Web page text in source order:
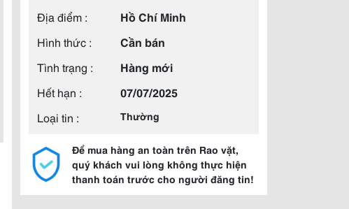
Địa điểm :
Hồ Chí Minh
Hình thức :
Cần bán
Tình trạng :
Hàng mới
Hết hạn :
07/07/2025
Loại tin :
Thường
Để mua hàng an toàn trên Rao vặt,
quý khách vui lòng không thực hiện
thanh toán trước cho người đăng tin!